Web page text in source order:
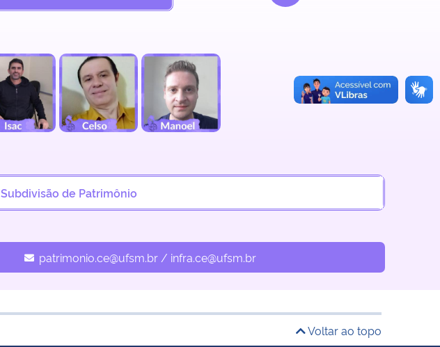
Subdivisão de Patrimônio
patrimonio.ce@ufsm.br / infra.ce@ufsm.br
Voltar ao topo